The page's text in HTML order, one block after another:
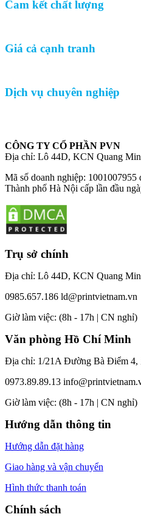
Cam kết chất lượng
Giá cả cạnh tranh
Dịch vụ chuyên nghiệp
CÔNG TY CỔ PHẦN PVN
Địa chỉ: Lô 44D, KCN Quang
Mã số doanh nghiệp:
Thành phố Hà Nội cấp lần đầu
Trụ sở chính
Địa chỉ: Lô 44D, KCN Quang
0985.657.186 ld@printvietnam.vn
​Giờ làm việc: (8h - 17h | CN nghỉ)
Văn phòng Hồ Chí Minh
Địa chỉ: 1/21A Đường Bà Điểm 4,
0973.89.89.13
​Giờ làm việc: (8h - 17h | CN nghỉ)
Hướng dẫn thông tin
Hướng dẫn đặt hàng
Giao hàng và vận chuyển
Hình thức thanh toán
Chính sách